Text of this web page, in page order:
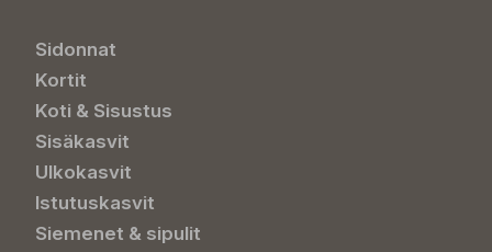
Sidonnat
Kortit
Koti & Sisustus
Sisäkasvit
Ulkokasvit
Istutuskasvit
Siemenet & sipulit